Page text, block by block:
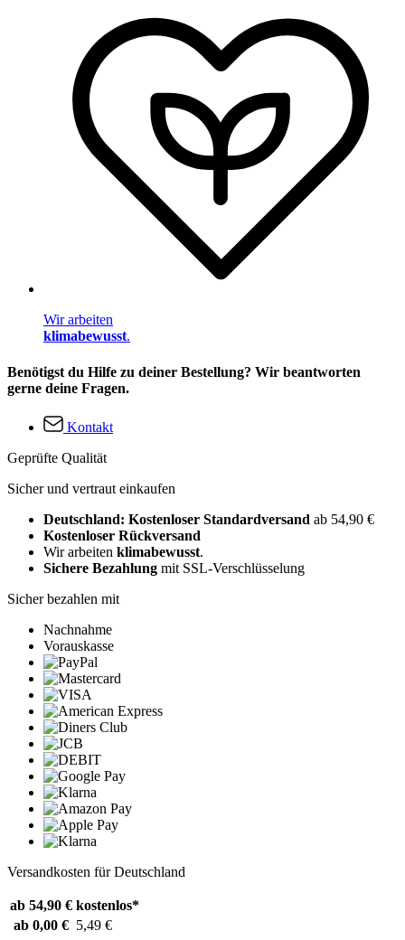
Wir arbeiten
klimabewusst.
Benötigst du Hilfe zu deiner Bestellung? Wir beantworten
gerne deine Fragen.
Kontakt
Geprüfte Qualität
Sicher und vertraut einkaufen
Deutschland: Kostenloser Standardversand ab 54,90 €
Kostenloser Rückversand
Wir arbeiten klimabewusst.
Sichere Bezahlung mit SSL-Verschlüsselung
Sicher bezahlen mit
Nachnahme
Vorauskasse
Versandkosten für Deutschland
ab 54,90 € kostenlos*
ab 0,00 € 5,49 €